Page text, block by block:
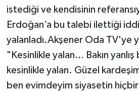
istediği ve kendisinin
Erdoğan’a bu talebi ilettiği
yalanladı.Akşener Oda TV'ye
"Kesinlikle yalan… Bakın
kesinlikle yalan. Güzel
ben evimdeyim siyasetin hiçbir